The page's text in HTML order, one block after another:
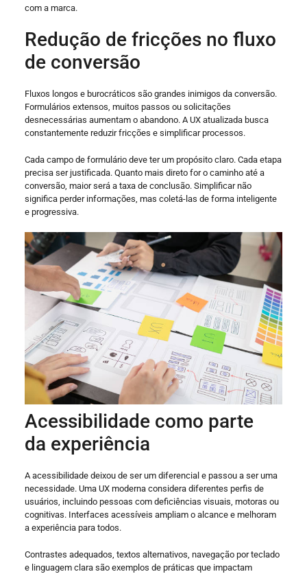
com a marca.
Redução de fricções no fluxo
de conversão
Fluxos longos e burocráticos são grandes inimigos da conversão.
Formulários extensos, muitos passos ou solicitações
desnecessárias aumentam o abandono. A UX atualizada busca
constantemente reduzir fricções e simplificar processos.
Cada campo de formulário deve ter um propósito claro. Cada etapa
precisa ser justificada. Quanto mais direto for o caminho até a
conversão, maior será a taxa de conclusão. Simplificar não
significa perder informações, mas coletá-las de forma inteligente
e progressiva.
Acessibilidade como parte
da experiência
A acessibilidade deixou de ser um diferencial e passou a ser uma
necessidade. Uma UX moderna considera diferentes perfis de
usuários, incluindo pessoas com deficiências visuais, motoras ou
cognitivas. Interfaces acessíveis ampliam o alcance e melhoram
a experiência para todos.
Contrastes adequados, textos alternativos, navegação por teclado
e linguagem clara são exemplos de práticas que impactam